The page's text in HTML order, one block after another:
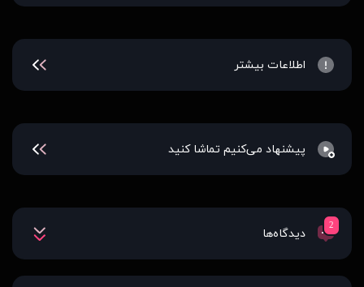
اطلاعات بیشتر
پیشنهاد می‌کنیم تماشا کنید
2
دیدگاه‌ها